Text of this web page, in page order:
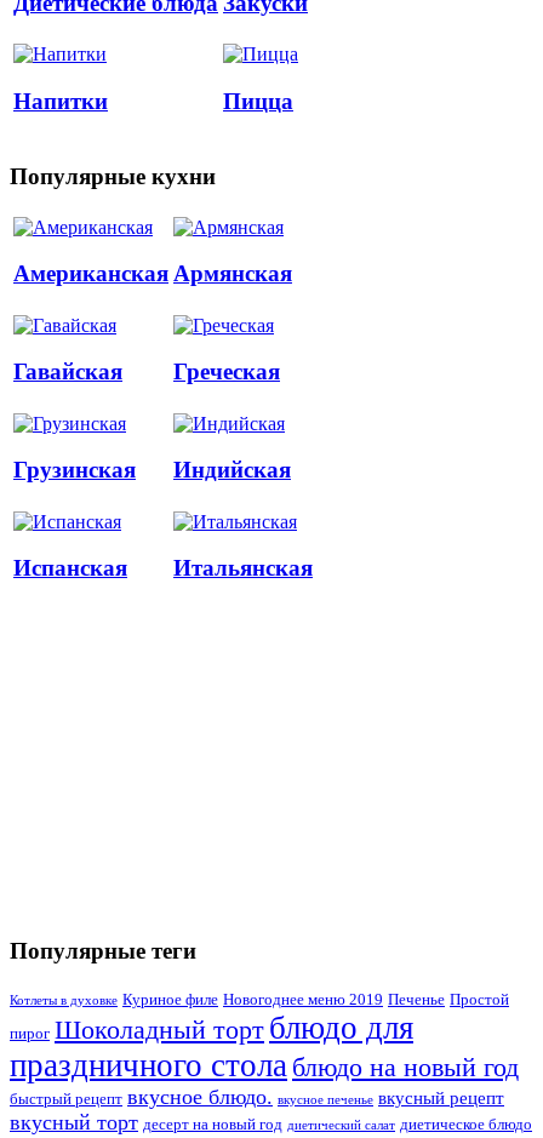
Напитки Пицца
Популярные кухни
АмериканскаяАрмянская
Гавайская Греческая
Грузинская Индийская
Испанская Итальянская
Популярные теги
Котлеты в духовке Куриное филе Новогоднее меню 2019 Печенье Простой
пирог Шоколадный торт блюдо для
праздничного стола блюдо на новый год
быстрый рецепт вкусное блюдо. вкусное печенье вкусный рецепт
вкусный торт десерт на новый год диетический салат диетическое блюдо